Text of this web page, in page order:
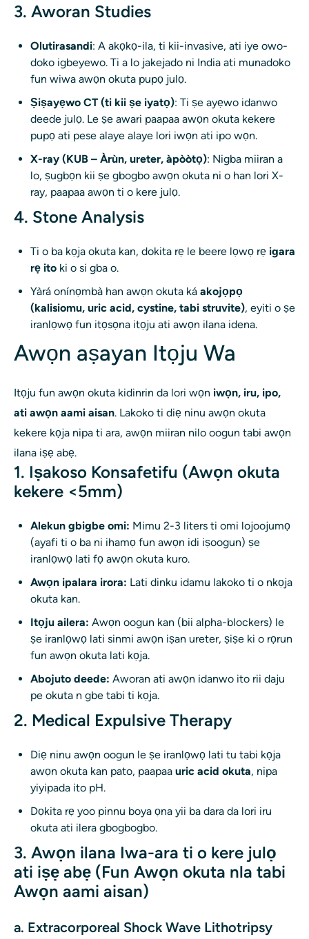
3. Aworan Studies
Olutirasandi: A akọkọ-ila, ti kii-invasive, ati iye owo-
doko igbeyewo. Ti a lo jakejado ni India ati munadoko
fun wiwa awọn okuta pupọ julọ.
Ṣiṣayẹwo CT (ti kii ṣe iyatọ): Ti ṣe ayẹwo idanwo
deede julọ. Le ṣe awari paapaa awọn okuta kekere
pupọ ati pese alaye alaye lori iwọn ati ipo wọn.
X-ray (KUB – Àrùn, ureter, àpòòtọ): Nigba miiran a
lo, ṣugbọn kii ṣe gbogbo awọn okuta ni o han lori X-
ray, paapaa awọn ti o kere julọ.
4. Stone Analysis
Ti o ba kọja okuta kan, dokita rẹ le beere lọwọ rẹ igara
rẹ ito ki o si gba o.
Yàrá onínọmbà han awọn okuta ká akojọpọ
(kalisiomu, uric acid, cystine, tabi struvite), eyiti o ṣe
iranlọwọ fun itọsọna itọju ati awọn ilana idena.
Awọn aṣayan Itọju Wa
Itọju fun awọn okuta kidinrin da lori wọn iwọn, iru, ipo,
ati awọn aami aisan. Lakoko ti diẹ ninu awọn okuta
kekere kọja nipa ti ara, awọn miiran nilo oogun tabi awọn
ilana iṣẹ abẹ.
1. Iṣakoso Konsafetifu (Awọn okuta
kekere <5mm)
Alekun gbigbe omi: Mimu 2-3 liters ti omi lojoojumọ
(ayafi ti o ba ni ihamọ fun awọn idi iṣoogun) ṣe
iranlọwọ lati fọ awọn okuta kuro.
Awọn ipalara irora: Lati dinku idamu lakoko ti o nkọja
okuta kan.
Itọju ailera: Awọn oogun kan (bii alpha-blockers) le
ṣe iranlọwọ lati sinmi awọn iṣan ureter, ṣiṣe ki o rọrun
fun awọn okuta lati kọja.
Abojuto deede: Aworan ati awọn idanwo ito rii daju
pe okuta n gbe tabi ti kọja.
2. Medical Expulsive Therapy
Diẹ ninu awọn oogun le ṣe iranlọwọ lati tu tabi kọja
awọn okuta kan pato, paapaa uric acid okuta, nipa
yiyipada ito pH.
Dọkita rẹ yoo pinnu boya ọna yii ba dara da lori iru
okuta ati ilera gbogbogbo.
3. Awọn ilana Iwa-ara ti o kere julọ
ati iṣẹ abẹ (Fun Awọn okuta nla tabi
Awọn aami aisan)
a. Extracorporeal Shock Wave Lithotripsy